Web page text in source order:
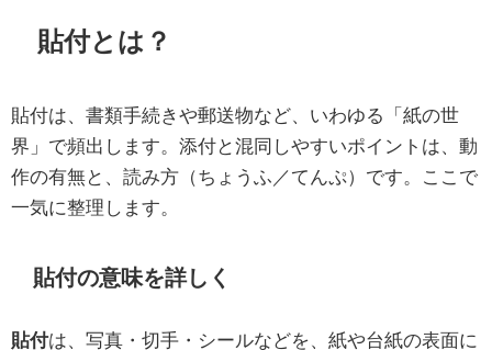
貼付とは？
貼付は、書類手続きや郵送物など、いわゆる「紙の世
界」で頻出します。添付と混同しやすいポイントは、動
作の有無と、読み方（ちょうふ／てんぷ）です。ここで
一気に整理します。
貼付の意味を詳しく
貼付は、写真・切手・シールなどを、紙や台紙の表面に